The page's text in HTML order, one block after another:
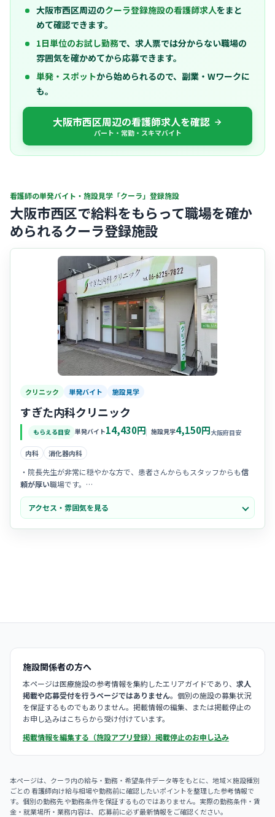
大阪市西区周辺のクーラ登録施設の看護師求人をまと
めて確認できます。
1日単位のお試し勤務で、求人票では分からない職場の
雰囲気を確かめてから応募できます。
単発・スポットから始められるので、副業・Wワークに
も。
大阪市西区周辺の看護師求人を確認
パート・常勤・スキマバイト
看護師の単発バイト・施設見学「クーラ」登録施設
大阪市西区で給料をもらって職場を確か
められるクーラ登録施設
クリニック 単発バイト 施設見学
すぎた内科クリニック
もらえる目安 単発バイト14,430円 施設見学4,150円大阪府目安
内科 消化器内科
・院長先生が非常に穏やかな方で、患者さんからもスタッフからも信
頼が厚い職場です。
・スタッフ同士のコミュニケーションが活発で、相談しやすい温かな
空気感があります。
・院内は清掃が行き届き、清潔で開放感のある、働き心地の良い空間
アクセス・雰囲気を見る
施設関係者の方へ
本ページは医療施設の参考情報を集約したエリアガイドであり、 求人
掲載や応募受付を行うページではありません。個別の施設の募集状況
を保証するものでもありません。掲載情報の編集、または掲載停止の
お申し込みはこちらから受け付けています。
掲載情報を編集する（施設アプリ登録） 掲載停止のお申し込み
本ページは、クーラ内の給与・勤務・希望条件データ等をもとに、地域×施設種別
ごとの 看護師向け給与相場や勤務前に確認したいポイントを整理した参考情報で
す。個別の勤務先 や勤務条件を保証するものではありません。実際の勤務条件・賃
金・就業場所・業務内容は、 応募前に必ず最新情報をご確認ください。